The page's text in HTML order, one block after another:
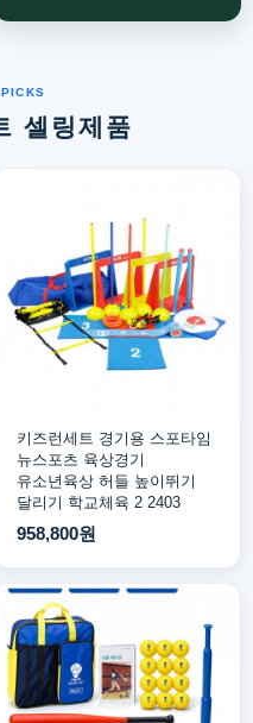
셀링제품
키즈런세트 경기용 스포타임
뉴스포츠 육상경기
유소년육상 허들 높이뛰기
달리기 학교체육 2 2403
958,800원